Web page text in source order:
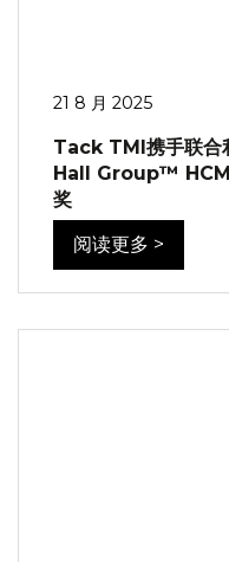
21 8 月 2025
Tack TMI携手联
Hall Group™
奖
阅读更多 >